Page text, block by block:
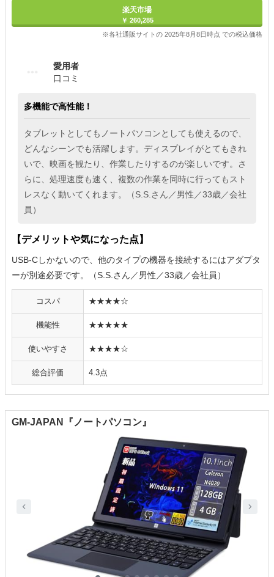
楽天市場
￥ 260,285
※各社通販サイトの 2025年8月8日時点 での税込価格
愛用者
口コミ
多機能で高性能！
タブレットとしてもノートパソコンとしても使えるので、
どんなシーンでも活躍します。ディスプレイがとてもきれ
いで、映画を観たり、作業したりするのが楽しいです。さ
らに、処理速度も速く、複数の作業を同時に行ってもスト
レスなく動いてくれます。（S.S.さん／男性／33歳／会社
員）
【デメリットや気になった点】
USB-Cしかないので、他のタイプの機器を接続するにはアダプタ
ーが別途必要です。（S.S.さん／男性／33歳／会社員）
コスパ ★★★★☆
機能性 ★★★★★
使いやすさ ★★★★☆
総合評価 4.3点
GM-JAPAN『ノートパソコン』